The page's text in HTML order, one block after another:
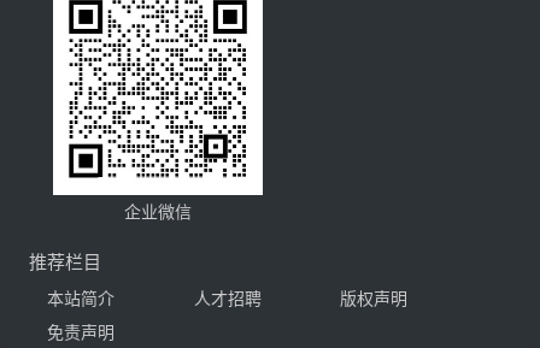
企业微信
推荐栏目
本站简介 人才招聘
版权声明
免责声明